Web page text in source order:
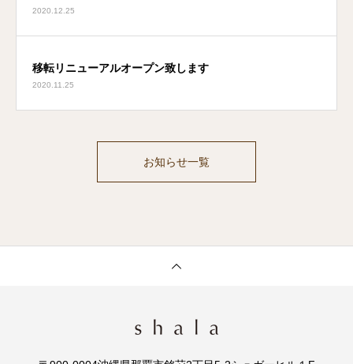
2020.12.25
移転リニューアルオープン致します
2020.11.25
お知らせ一覧